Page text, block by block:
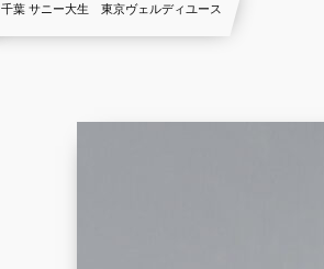
千葉 サニー大生 東京ヴェルディユース